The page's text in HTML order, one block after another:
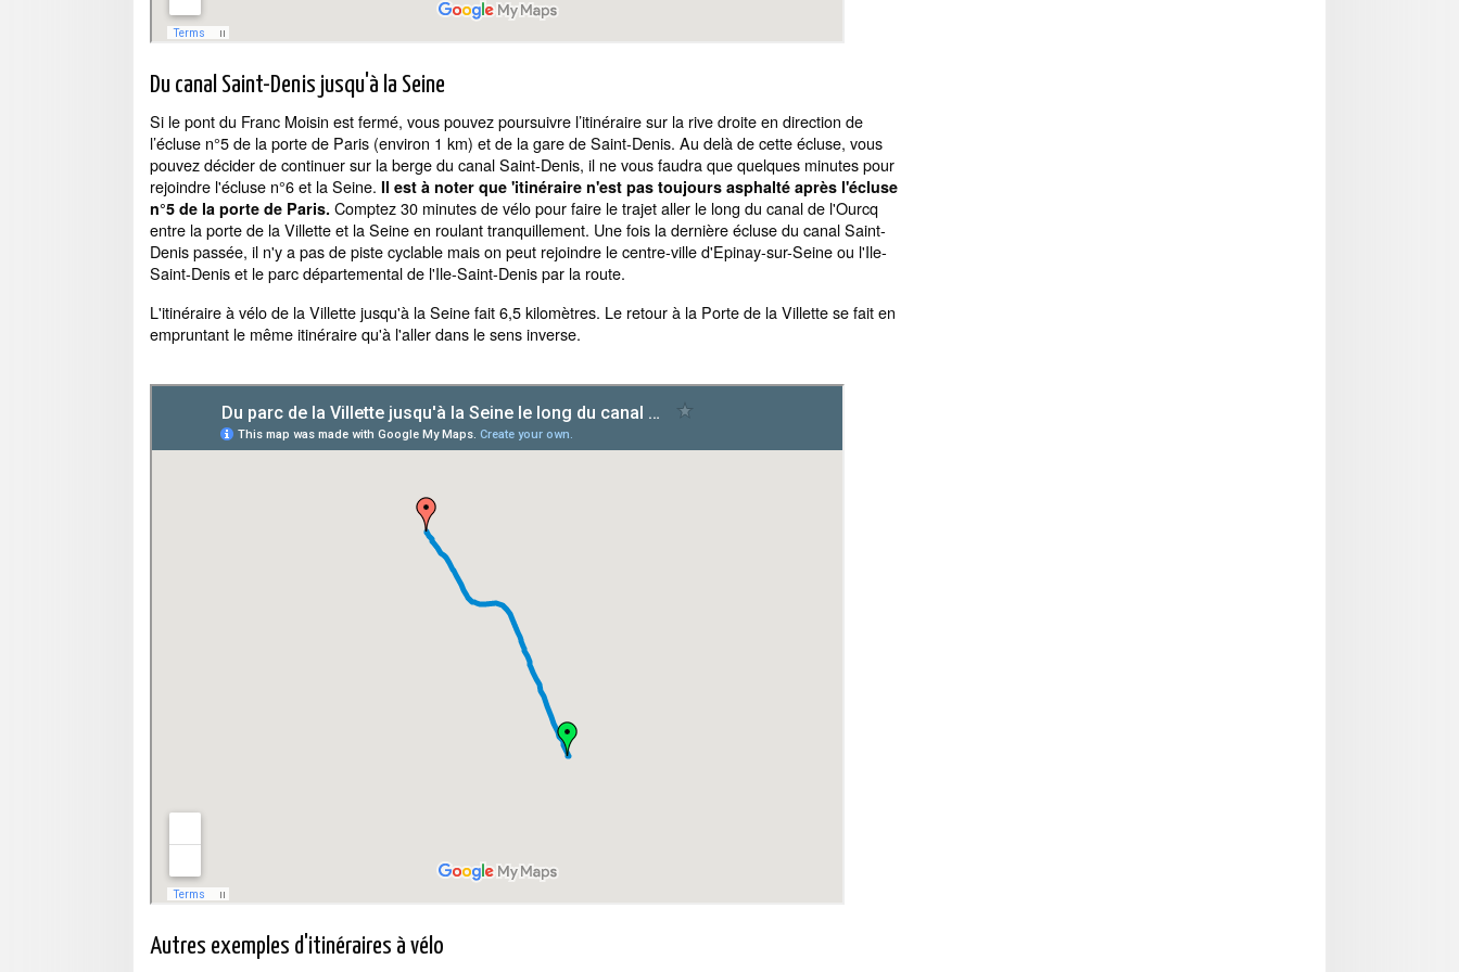
Du canal Saint-Denis jusqu'à la Seine
Si le pont du Franc Moisin est fermé, vous pouvez poursuivre l’itinéraire sur la rive droite en direction de
l’écluse n°5 de la porte de Paris (environ 1 km) et de la gare de Saint-Denis. Au delà de cette écluse, vous
pouvez décider de continuer sur la berge du canal Saint-Denis, il ne vous faudra que quelques minutes pour
rejoindre l'écluse n°6 et la Seine. Il est à noter que 'itinéraire n'est pas toujours asphalté après l'écluse
n°5 de la porte de Paris. Comptez 30 minutes de vélo pour faire le trajet aller le long du canal de l'Ourcq
entre la porte de la Villette et la Seine en roulant tranquillement. Une fois la dernière écluse du canal Saint-
Denis passée, il n'y a pas de piste cyclable mais on peut rejoindre le centre-ville d'Epinay-sur-Seine ou l'Ile-
Saint-Denis et le parc départemental de l'Ile-Saint-Denis par la route.
L'itinéraire à vélo de la Villette jusqu'à la Seine fait 6,5 kilomètres. Le retour à la Porte de la Villette se fait en
empruntant le même itinéraire qu'à l'aller dans le sens inverse.
Autres exemples d'itinéraires à vélo